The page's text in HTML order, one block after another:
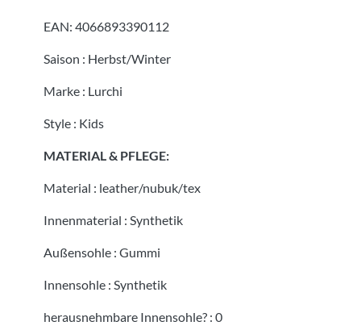
EAN: 4066893390112
Saison : Herbst/Winter
Marke : Lurchi
Style : Kids
MATERIAL & PFLEGE:
Material : leather/nubuk/tex
Innenmaterial : Synthetik
Außensohle : Gummi
Innensohle : Synthetik
herausnehmbare Innensohle? : 0